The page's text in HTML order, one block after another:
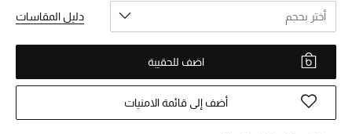
النساء
الحقائب النسائية
أحذية النسائية
الرجال
أختر بحجم دليل المقاسات
اضف للحقيبة
أضف إلى قائمة الامنيات